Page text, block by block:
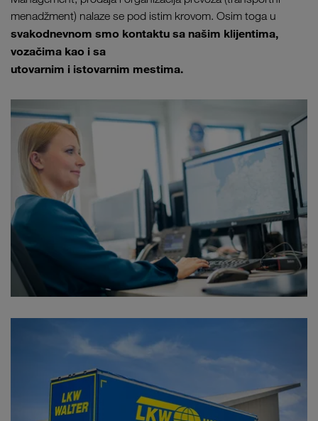
menadžment) nalaze se pod istim krovom. Osim toga u
svakodnevnom smo kontaktu sa našim klijentima,
vozačima kao i sa
utovarnim i istovarnim mestima.